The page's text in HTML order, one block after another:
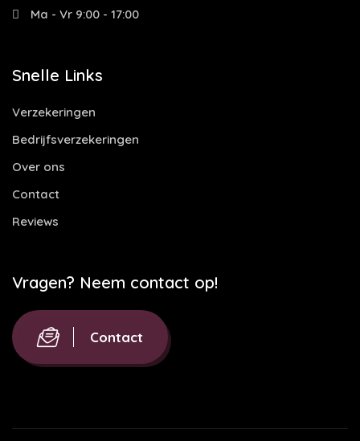
Ma - Vr 9:00 - 17:00
Snelle Links
Verzekeringen
Bedrijfsverzekeringen
Over ons
Contact
Reviews
Vragen? Neem contact op!
Contact